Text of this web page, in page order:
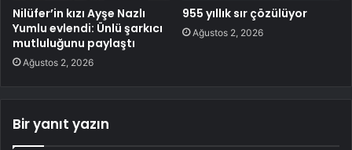
Nilüfer’in kızı Ayşe Nazlı
Yumlu evlendi: Ünlü şarkıcı
mutluluğunu paylaştı
Ağustos 2, 2026
955 yıllık sır çözülüyor
Ağustos 2, 2026
Bir yanıt yazın